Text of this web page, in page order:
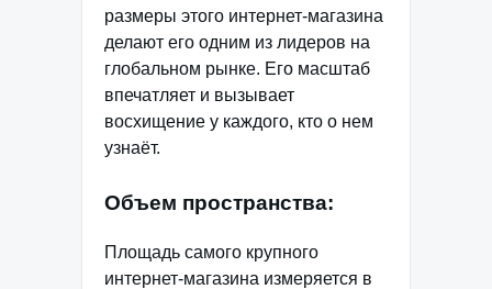
размеры этого интернет-магазина
делают его одним из лидеров на
глобальном рынке. Его масштаб
впечатляет и вызывает
восхищение у каждого, кто о нем
узнаёт.
Объем пространства:
Площадь самого крупного
интернет-магазина измеряется в